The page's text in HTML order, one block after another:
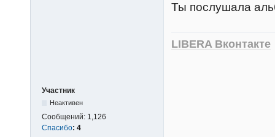
Участник
Неактивен
Сообщений: 1,126
Спасибо: 4
Ты послушала
LIBERA Вконтакте